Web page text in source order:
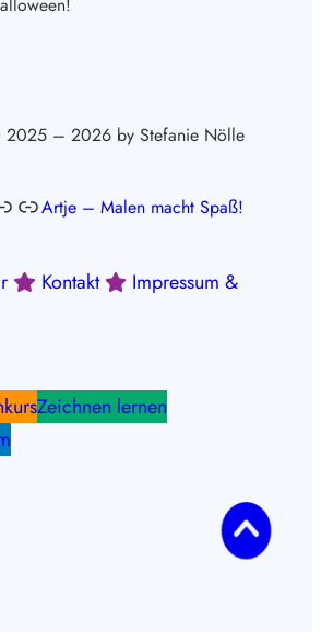
– 2026 by Stefanie Nölle
LinkArtje – Malen macht Spaß!
Kontakt
Impressum &
Zeichnen lernen